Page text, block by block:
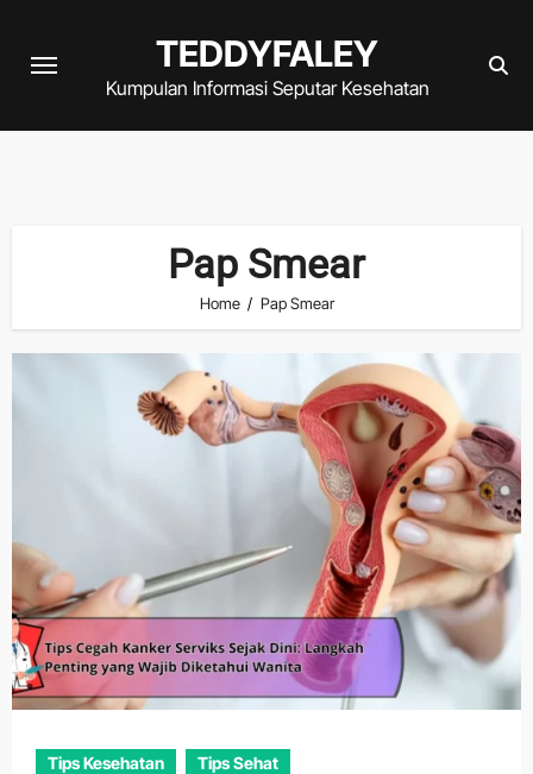
TEDDYFALEY
Kumpulan Informasi Seputar Kesehatan
Pap Smear
Home Pap Smear
Tips Kesehatan Tips Sehat